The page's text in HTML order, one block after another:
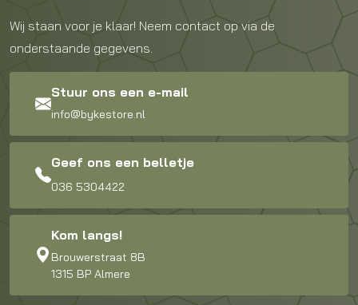
Wij staan voor je klaar! Neem contact op via de
onderstaande gegevens.
Stuur ons een e-mail
info@bykestore.nl
Geef ons een belletje
036 5304422
Kom langs!
Brouwerstraat 8B
1315 BP Almere